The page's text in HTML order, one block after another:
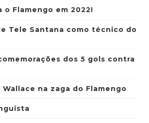
o Flamengo em 2022!
Tele Santana como técnico do
dos 5 gols contra
na zaga do Flamengo